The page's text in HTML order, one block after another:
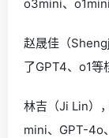
o3mini、o1mini
赵晟佳（
了GPT4、o1等
林吉（Ji Lin）
mini、GPT-4o